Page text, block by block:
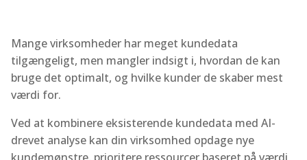
Mange virksomheder har meget kundedata
tilgængeligt, men mangler indsigt i, hvordan de kan
bruge det optimalt, og hvilke kunder de skaber mest
værdi for.
Ved at kombinere eksisterende kundedata med AI-
drevet analyse kan din virksomhed opdage nye